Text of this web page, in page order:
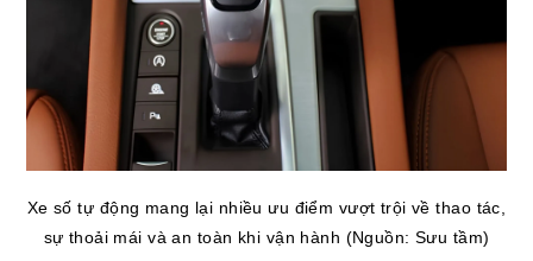
Xe số tự động mang lại nhiều ưu điểm vượt trội về thao tác,
sự thoải mái và an toàn khi vận hành (Nguồn: Sưu tầm)